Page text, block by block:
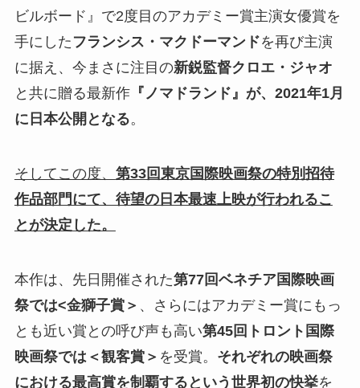
ビルボード』で2度目のアカデミー賞主演女優賞を
手にした フランシス・マクドーマンドを再び主演
に据え、今まさに注目の新鋭監督クロエ・ジャオ
と共に贈る最新作『ノマドランド』が、2021年1月
に日本公開となる。
そしてこの度、 第33回東京国際映画祭の特別招待
作品部門にて、待望の日本最速上映が行われるこ
とが決定した。
本作は、先日開催された第77回ベネチア国際映画
祭では<金獅子賞＞ 、さらにはアカデミー賞にもっ
とも近い賞との呼び声も高い第45回トロント国際
映画祭では＜観客賞＞ を受賞。 それぞれの映画祭
における最高賞を制覇するという世界初の快挙を